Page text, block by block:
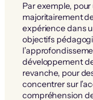
Par exemple,
majoritairement
expérience dans
objectifs
développement
revanche, pour
concentrer sur
compréhension